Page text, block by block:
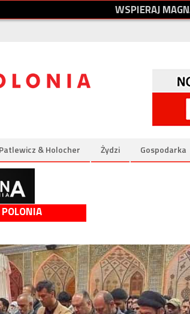
WSPIERAJMAGN
Patlewicz & Holocher Żydzi Gospodarka